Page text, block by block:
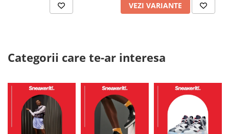
VEZI VARIANTE
Categorii care te-ar interesa